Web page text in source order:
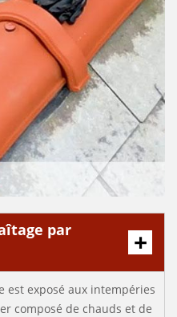
par
est exposé aux intempéries
composé de chauds et de